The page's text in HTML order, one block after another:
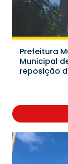
Prefeitura
Municipal
reposição